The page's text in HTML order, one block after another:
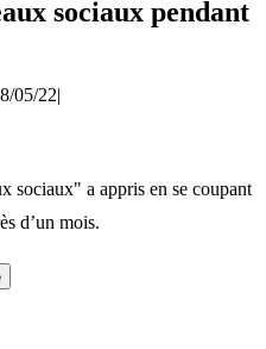
sociaux pendant
05/22|
sociaux" a appris en se coupant
d’un mois.